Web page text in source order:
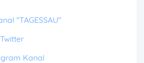
"TAGESSAU"
Kanal